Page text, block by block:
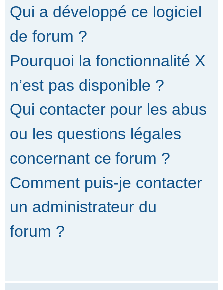
Qui a développé ce logiciel
de forum ?
Pourquoi la fonctionnalité X
n’est pas disponible ?
Qui contacter pour les abus
ou les questions légales
concernant ce forum ?
Comment puis-je contacter
un administrateur du
forum ?